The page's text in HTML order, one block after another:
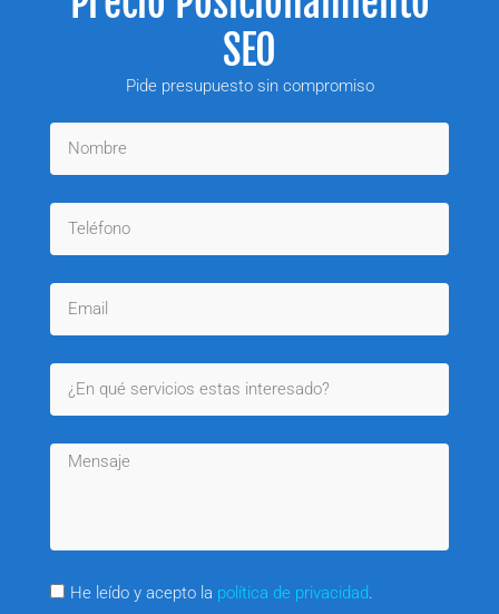
SEO
Pide presupuesto sin compromiso
He leído y acepto la política de privacidad.